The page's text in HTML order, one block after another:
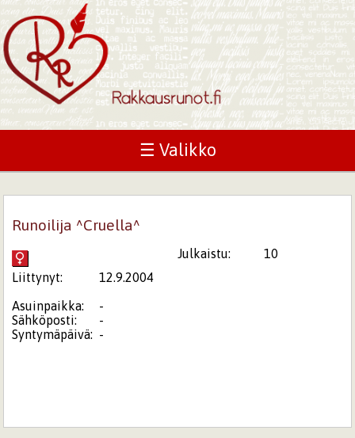
☰ Valikko
Runoilija ^Cruella^
Julkaistu:
10
Liittynyt:
12.9.2004
Asuinpaikka:
-
Sähköposti:
-
Syntymäpäivä: -